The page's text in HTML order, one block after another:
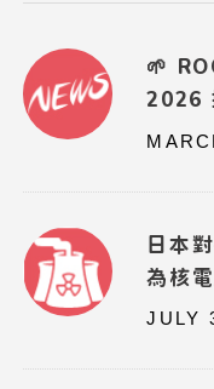
🌱
2026
日本
為核
JULY